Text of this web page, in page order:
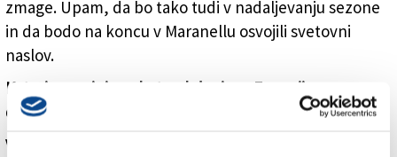
zmage. Upam, da bo tako tudi v nadaljevanju sezone
in da bodo na koncu v Maranellu osvojili svetovni
naslov.
Kateri spomini vas kot nekdanjega Ferrarijevega
dirkača vežejo na Imolo?
V Imoli sem dirkal trikrat s Sauberjem, žal pa le enkrat